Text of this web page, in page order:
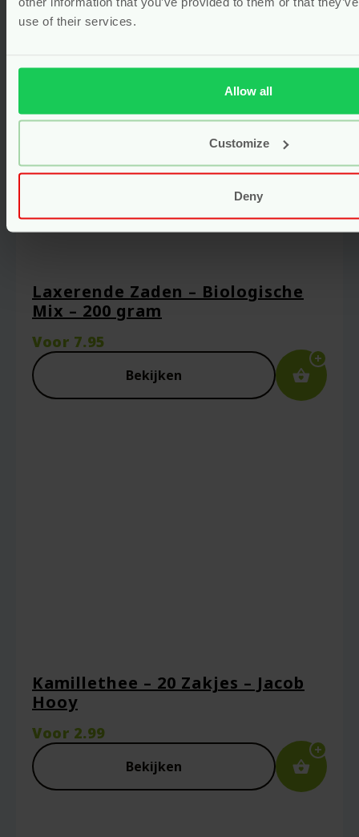
use of their services.
Allow all
Customize
Deny
Laxerende Zaden – Biologische
Mix – 200 gram
Voor 7.95
Bekijken
Kamillethee – 20 Zakjes – Jacob
Hooy
Voor 2.99
Bekijken